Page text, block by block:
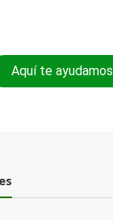
Aquí te ayudamos